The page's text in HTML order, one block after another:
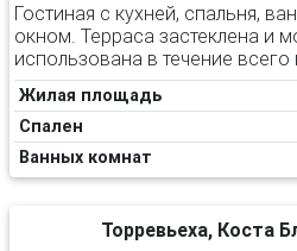
Гостиная с кухней, спальня,
окном. Терраса застеклена и
использована в течение всего
Жилая площадь
Спален
Ванных комнат
Торревьеха, Коста